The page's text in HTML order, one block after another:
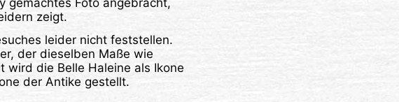
zeigt.
leider nicht feststellen.
der dieselben Maße wie
wird die Belle Haleine als Ikone
der Antike gestellt.